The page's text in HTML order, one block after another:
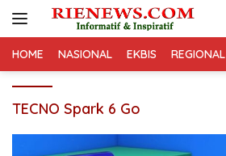
HOME NASIONAL EKBIS REGIONAL
TECNO Spark 6 Go